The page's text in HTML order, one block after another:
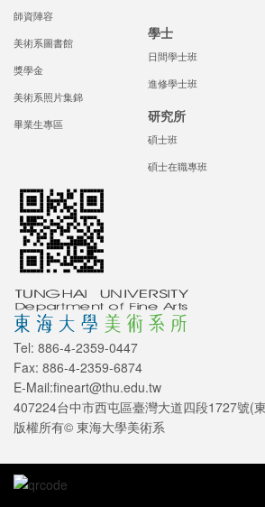
師資陣容
美術系圖書館
獎學金
美術系照片集錦
畢業生專區
學士
日間學士班
進修學士班
研究所
碩士班
碩士在職專班
Tel: 886-4-2359-0447
Fax: 886-4-2359-6874
E-Mail:fineart@thu.edu.tw
407224台中市西屯區臺灣大道四段1727號(
版權所有© 東海大學美術系